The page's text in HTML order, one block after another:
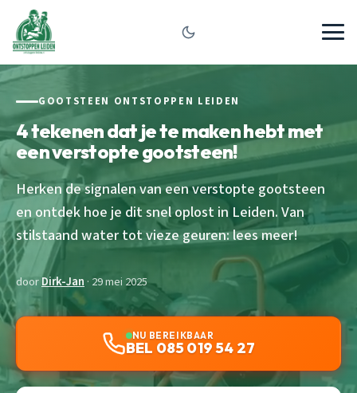
GOOTSTEEN ONTSTOPPEN LEIDEN
4 tekenen dat je te maken hebt met
een verstopte gootsteen!
Herken de signalen van een verstopte gootsteen
en ontdek hoe je dit snel oplost in Leiden. Van
stilstaand water tot vieze geuren: lees meer!
doorDirk-Jan · 29 mei 2025
NU BEREIKBAAR
BEL 085 019 54 27